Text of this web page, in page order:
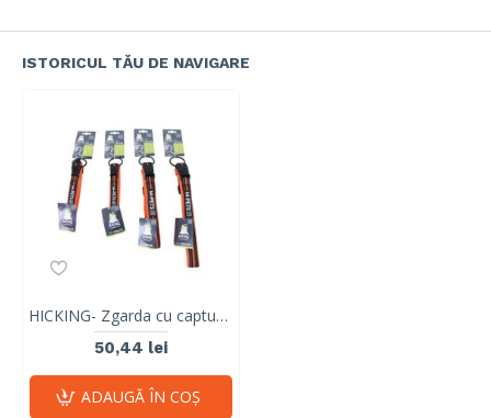
ISTORICUL TĂU DE NAVIGARE
HICKING- Zgarda cu captuseala moale pentru caini, portocaliu &negru XL 10817599
50,44 lei
ADAUGĂ ÎN COŞ